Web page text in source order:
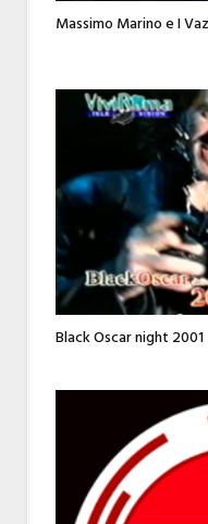
Massimo Marino e I
Black Oscar night 2001